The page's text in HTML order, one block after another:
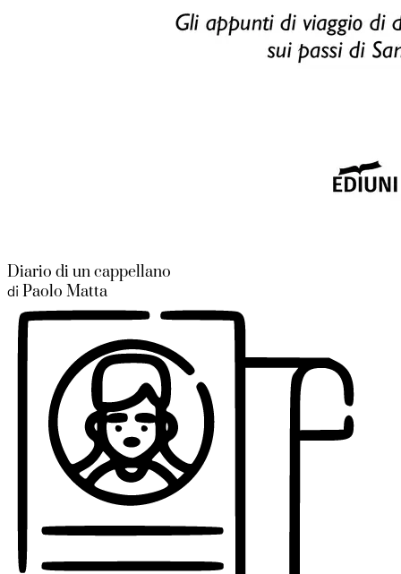
Diario di un cappellano
di Paolo Matta